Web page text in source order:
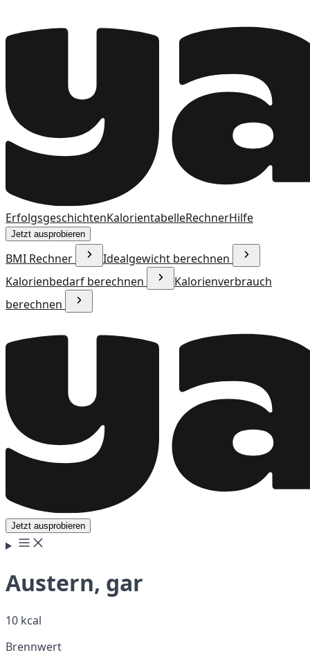
ErfolgsgeschichtenKalorientabelleRechnerHilfe
Jetzt ausprobieren
BMI Rechner
Idealgewicht berechnen
Kalorienbedarf berechnen
Kalorienverbrauch
berechnen
Jetzt ausprobieren
Austern, gar
10 kcal
Brennwert